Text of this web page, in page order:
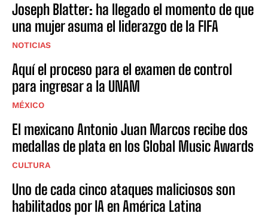
Joseph Blatter: ha llegado el momento de que
una mujer asuma el liderazgo de la FIFA
NOTICIAS
Aquí el proceso para el examen de control
para ingresar a la UNAM
MÉXICO
El mexicano Antonio Juan Marcos recibe dos
medallas de plata en los Global Music Awards
CULTURA
Uno de cada cinco ataques maliciosos son
habilitados por IA en América Latina